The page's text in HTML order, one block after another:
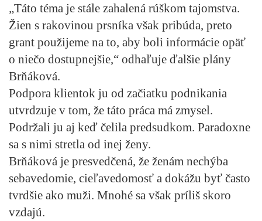
„Táto téma je stále zahalená rúškom tajomstva.
Žien s rakovinou prsníka však pribúda, preto
grant použijeme na to, aby boli informácie opäť
o niečo dostupnejšie,“ odhaľuje ďalšie plány
Brňáková.
Podpora klientok ju od začiatku podnikania
utvrdzuje v tom, že táto práca má zmysel.
Podržali ju aj keď čelila predsudkom. Paradoxne
sa s nimi stretla od inej ženy.
Brňáková je presvedčená, že ženám nechýba
sebavedomie, cieľavedomosť a dokážu byť často
tvrdšie ako muži. Mnohé sa však príliš skoro
vzdajú.